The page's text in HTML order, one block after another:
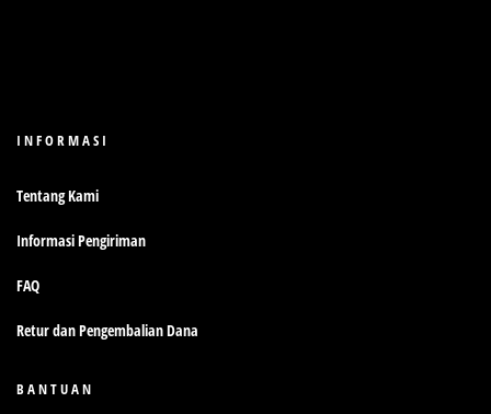
INFORMASI
Tentang Kami
Informasi Pengiriman
FAQ
Retur dan Pengembalian Dana
BANTUAN